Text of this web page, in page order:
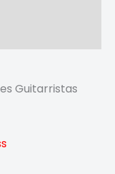
Guitarristas